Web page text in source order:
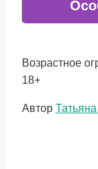
Возрастное
18+
Метки
Автор